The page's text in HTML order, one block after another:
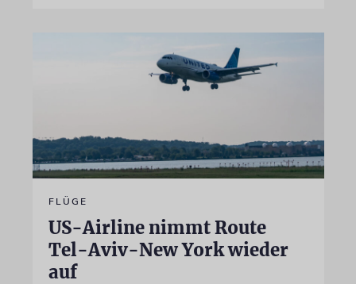
FLÜGE
US-Airline nimmt Route
Tel-Aviv-New York wieder
auf